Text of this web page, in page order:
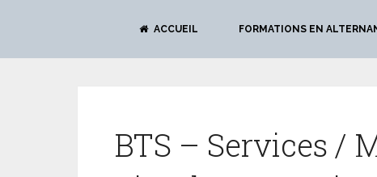
ACCUEIL FORMATIONS EN
BTS – Services /